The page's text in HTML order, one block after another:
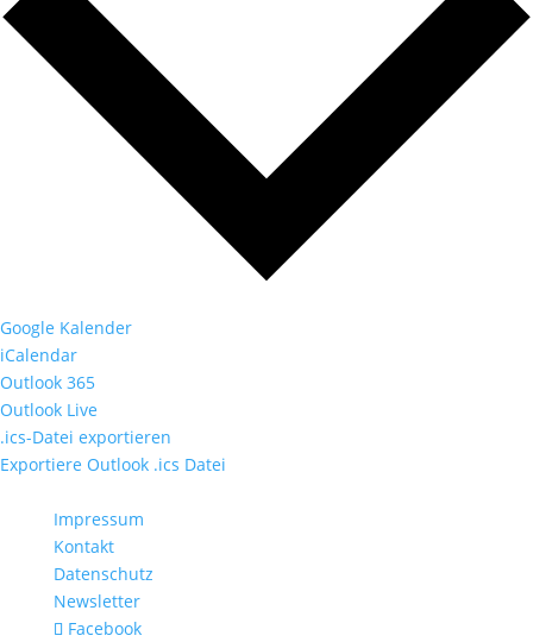
Google Kalender
iCalendar
Outlook 365
Outlook Live
.ics-Datei exportieren
Exportiere Outlook .ics Datei
Impressum
Kontakt
Datenschutz
Newsletter
Facebook